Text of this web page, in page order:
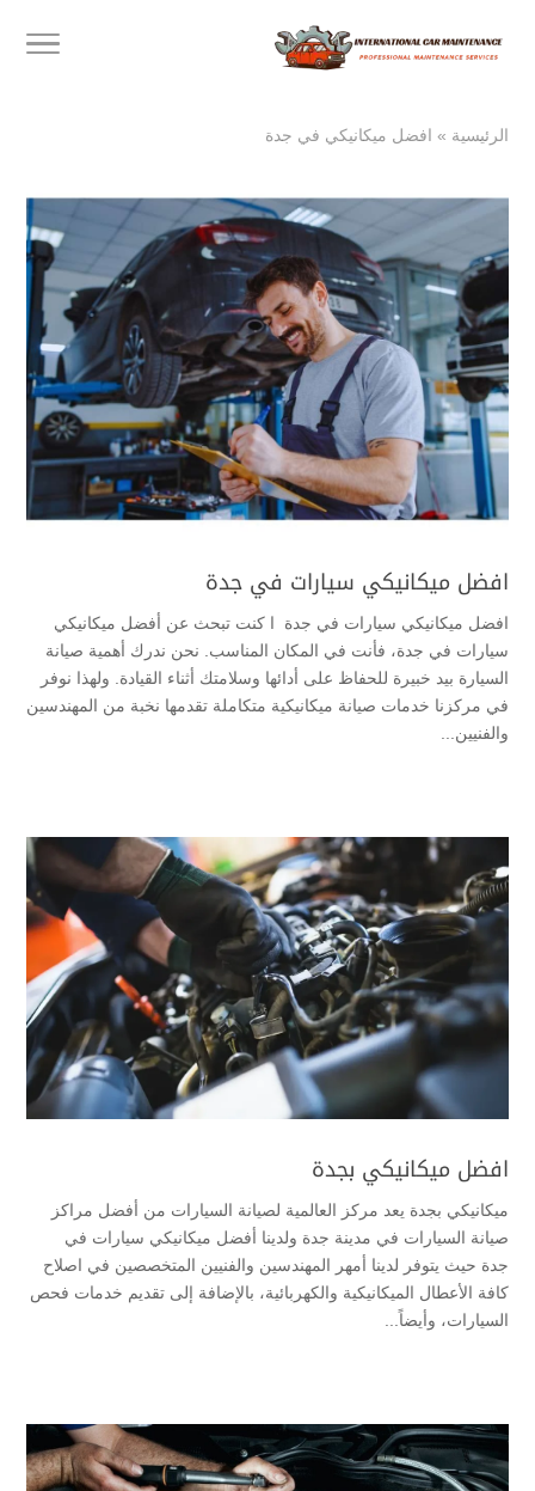
الرئيسية » افضل ميكانيكي في جدة
افضل ميكانيكي سيارات في جدة
افضل ميكانيكي سيارات في جدة ا كنت تبحث عن أفضل ميكانيكي
سيارات في جدة، فأنت في المكان المناسب. نحن ندرك أهمية صيانة
السيارة بيد خبيرة للحفاظ على أدائها وسلامتك أثناء القيادة. ولهذا نوفر
في مركزنا خدمات صيانة ميكانيكية متكاملة تقدمها نخبة من المهندسين
والفنيين...
افضل ميكانيكي بجدة
ميكانيكي بجدة يعد مركز العالمية لصيانة السيارات من أفضل مراكز
صيانة السيارات في مدينة جدة ولدينا أفضل ميكانيكي سيارات في
جدة حيث يتوفر لدينا أمهر المهندسين والفنيين المتخصصين في اصلاح
كافة الأعطال الميكانيكية والكهربائية، بالإضافة إلى تقديم خدمات فحص
السيارات، وأيضاً...